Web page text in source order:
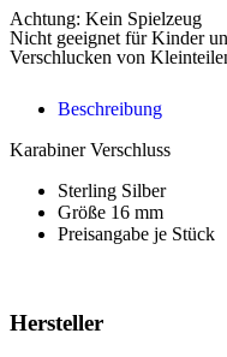
Achtung: Kein Spielzeug
Nicht geeignet für Kinder
Verschlucken von
Beschreibung
Karabiner Verschluss
Sterling Silber
Größe 16 mm
Preisangabe je Stück
Hersteller